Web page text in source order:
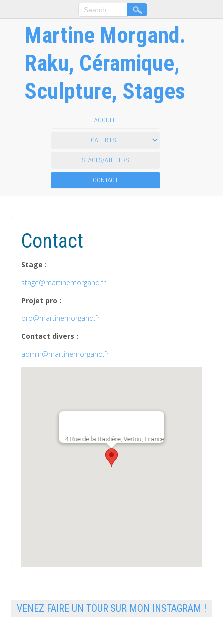
Martine Morgand.
Raku, Céramique,
Sculpture, Stages
ACCUEIL
GALERIES
STAGES/ATELIERS
CONTACT
Contact
Stage :
stage@martinemorgand.fr
Projet pro :
pro@martinemorgand.fr
Contact divers :
admin@martinemorgand.fr
4 Rue de la Bastière, Vertou, France
VENEZ FAIRE UN TOUR SUR MON INSTAGRAM !